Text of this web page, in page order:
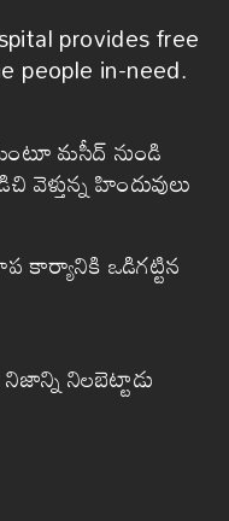
provides free
people in-need.
మసీద్ నుండి
వెళ్తున్న హిందువులు
కార్యానికి ఒడిగట్టిన
నిలబెట్టాడు